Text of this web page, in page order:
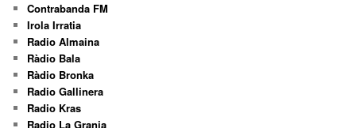
Contrabanda FM
Irola Irratia
Radio Almaina
Ràdio Bala
Ràdio Bronka
Radio Gallinera
Radio Kras
Radio La Granja